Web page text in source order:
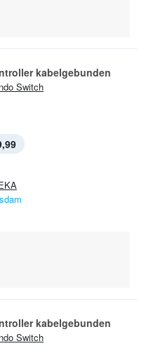
kabelgebunden
Switch
kabelgebunden
Switch